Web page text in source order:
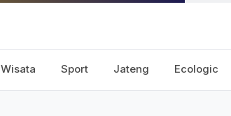
Wisata Sport Jateng Ecologic